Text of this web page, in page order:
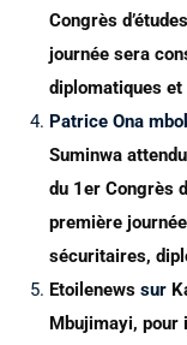
Congrès
journée sera
diplomatiques
Patrice Ona
Suminwa
du 1er Congrès
première
sécuritaires,
Etoilenews sur
Mbujimayi, pour